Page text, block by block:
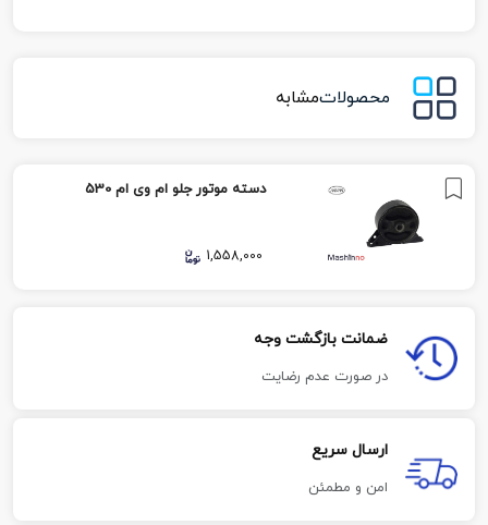
محصولاتمشابه
دسته موتور جلو ام وی ام 530
1,558,000
ضمانت بازگشت وجه
در صورت عدم رضایت
ارسال سریع
امن و مطمئن